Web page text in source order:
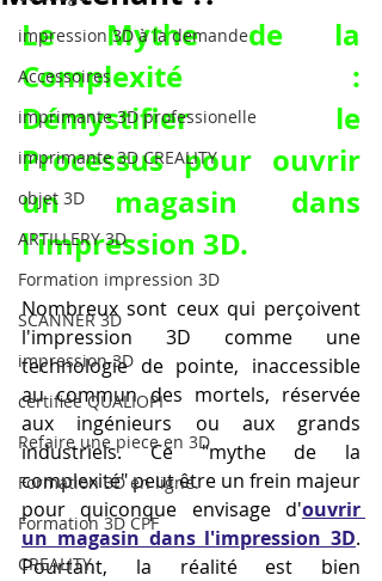
impression 3D à la demande
Accessoires
imprimante 3D professionelle
imprimante 3D CREALITY
objet 3D
ARTILLERY 3D
Formation impression 3D
SCANNER 3D
impression 3D
certifiée QUALIOPI
Refaire une piece en 3D
Formation 3D en ligne.
Formation 3D CPF
CREALITY,
Le Mythe de la
Complexité :
Démystifier le
Processus pour ouvrir
un magasin dans
l'impression 3D.
Nombreux sont ceux qui perçoivent
l'impression 3D comme une
technologie de pointe, inaccessible
au commun des mortels, réservée
aux ingénieurs ou aux grands
industriels. Ce "mythe de la
complexité" peut être un frein majeur
pour quiconque envisage d'ouvrir
un magasin dans l'impression 3D.
Pourtant, la réalité est bien